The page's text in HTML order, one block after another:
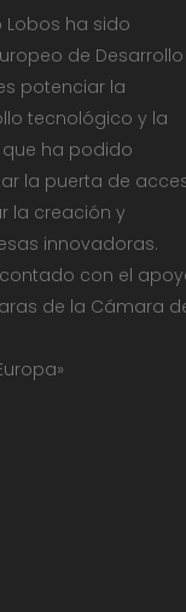
Lobos ha sido
de Desarrollo
potenciar la
tecnológico y la
ha podido
la puerta de
la creación y
innovadoras.
contado con el
de la Cámara